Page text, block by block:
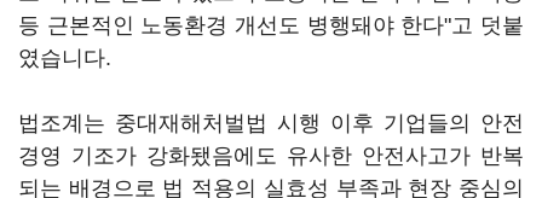
등 근본적인 노동환경 개선도 병행돼야 한다"고 덧붙
였습니다.
법조계는 중대재해처벌법 시행 이후 기업들의 안전
경영 기조가 강화됐음에도 유사한 안전사고가 반복
되는 배경으로 법 적용의 실효성 부족과 현장 중심의